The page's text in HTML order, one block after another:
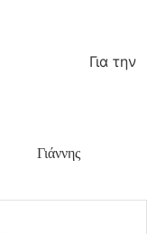
Για την